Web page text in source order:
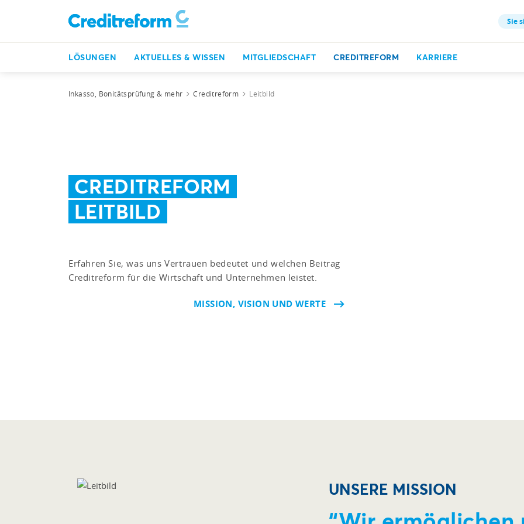
Sie
LÖSUNGEN AKTUELLES & WISSEN MITGLIEDSCHAFT CREDITREFORM KARRIERE
Inkasso, Bonitätsprüfung & mehr Creditreform Leitbild
CREDITREFORM
LEITBILD
Erfahren Sie, was uns Vertrauen bedeutet und welchen Beitrag
Creditreform für die Wirtschaft und Unternehmen leistet.
MISSION, VISION UND WERTE
UNSERE MISSION